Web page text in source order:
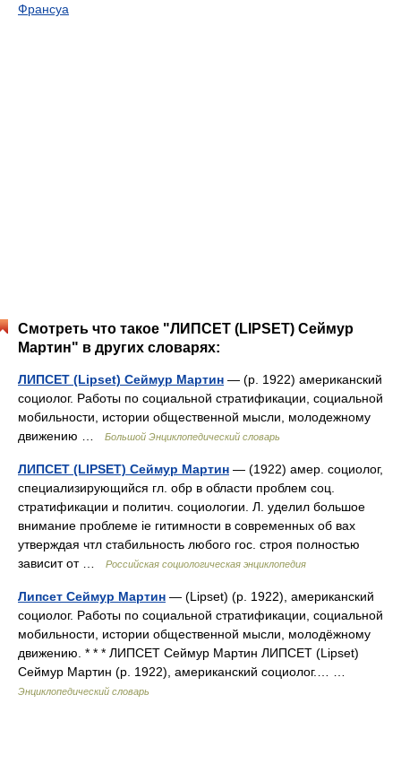
Франсуа
Смотреть что такое "ЛИПСЕТ (LIPSET) Сеймур
Мартин" в других словарях:
ЛИПСЕТ (Lipset) Сеймур Мартин — (р. 1922) американский
социолог. Работы по социальной стратификации, социальной
мобильности, истории общественной мысли, молодежному
движению …
Большой Энциклопедический словарь
ЛИПСЕТ (LIPSET) Сеймур Мартин — (1922) амер. социолог,
специализирующийся гл. обр в области проблем соц.
стратификации и политич. социологии. Л. уделил большое
внимание проблеме ie гитимности в современных об вах
утверждая чтл стабильность любого гос. строя полностью
зависит от …
Российская социологическая энциклопедия
Липсет Сеймур Мартин — (Lipset) (р. 1922), американский
социолог. Работы по социальной стратификации, социальной
мобильности, истории общественной мысли, молодёжному
движению. * * * ЛИПСЕТ Сеймур Мартин ЛИПСЕТ (Lipset)
Сеймур Мартин (р. 1922), американский социолог.… …
Энциклопедический словарь